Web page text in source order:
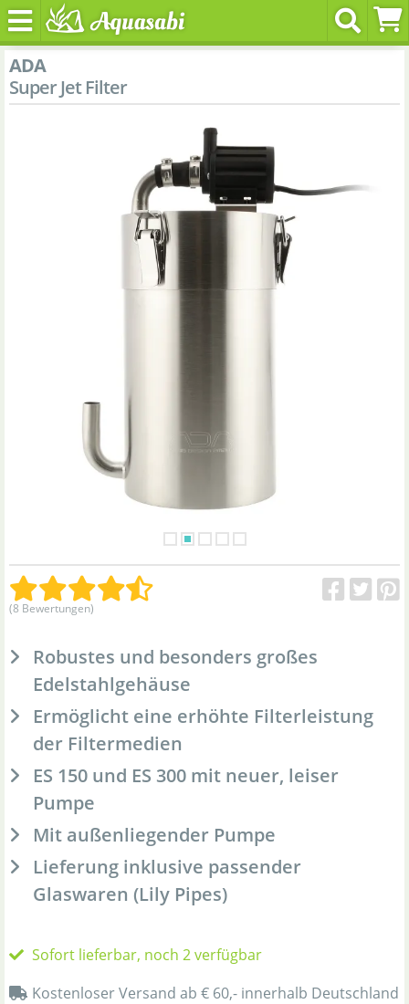
ADA
Super Jet Filter
(8 Bewertungen)
Robustes und besonders großes
Edelstahlgehäuse
Ermöglicht eine erhöhte Filterleistung
der Filtermedien
ES 150 und ES 300 mit neuer, leiser
Pumpe
Mit außenliegender Pumpe
Lieferung inklusive passender
Glaswaren (Lily Pipes)
Sofort lieferbar, noch 2 verfügbar
Kostenloser Versand ab € 60,- innerhalb Deutschland